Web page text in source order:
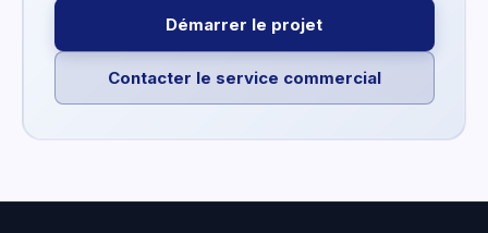
Démarrer le projet
Contacter le service commercial